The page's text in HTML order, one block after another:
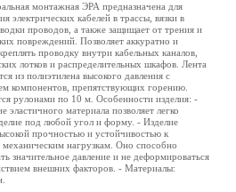
монтажная ЭРА предназначена для
электрических кабелей в трассы, вязки в
проводов, а также защищает от трения и
повреждений. Позволяет аккуратно и
проводку внутри кабельных каналов,
лотков и распределительных шкафов. Лента
из полиэтилена высокого давления с
компонентов, препятствующих горению.
рулонами по 10 м. Особенности изделия: -
эластичного материала позволяет легко
под любой угол и форму. - Изделие
прочностью и устойчивостью к
нагрузкам. Оно способно
значительное давление и не деформироваться
внешних факторов. - Материалы: